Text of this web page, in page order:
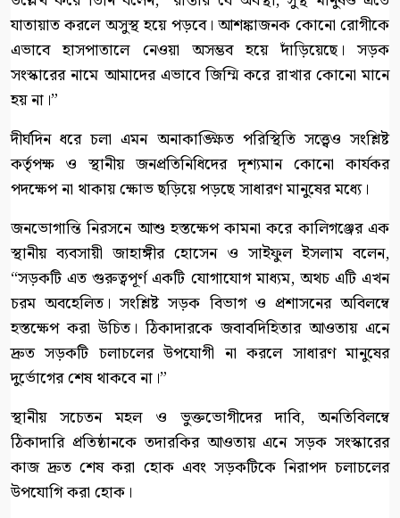
যাতায়াত করলে অসুস্থ হয়ে পড়বে। আশঙ্কাজনক কোনো রোগীকে
এভাবে হাসপাতালে নেওয়া অসম্ভব হয়ে দাঁড়িয়েছে। সড়ক
সংস্কারের নামে আমাদের এভাবে জিম্মি করে রাখার কোনো মানে
হয় না।”
​দীর্ঘদিন ধরে চলা এমন অনাকাঙ্ক্ষিত পরিস্থিতি সত্ত্বেও সংশ্লিষ্ট
কর্তৃপক্ষ ও স্থানীয় জনপ্রতিনিধিদের দৃশ্যমান কোনো কার্যকর
পদক্ষেপ না থাকায় ক্ষোভ ছড়িয়ে পড়ছে সাধারণ মানুষের মধ্যে।
​জনভোগান্তি নিরসনে আশু হস্তক্ষেপ কামনা করে কালিগঞ্জের এক
স্থানীয় ব্যবসায়ী জাহাঙ্গীর হোসেন ও সাইফুল ইসলাম বলেন,
“সড়কটি এত গুরুত্বপূর্ণ একটি যোগাযোগ মাধ্যম, অথচ এটি এখন
চরম অবহেলিত। সংশ্লিষ্ট সড়ক বিভাগ ও প্রশাসনের অবিলম্বে
হস্তক্ষেপ করা উচিত। ঠিকাদারকে জবাবদিহিতার আওতায় এনে
দ্রুত সড়কটি চলাচলের উপযোগী না করলে সাধারণ মানুষের
দুর্ভোগের শেষ থাকবে না।”
​স্থানীয় সচেতন মহল ও ভুক্তভোগীদের দাবি, অনতিবিলম্বে
ঠিকাদারি প্রতিষ্ঠানকে তদারকির আওতায় এনে সড়ক সংস্কারের
কাজ দ্রুত শেষ করা হোক এবং সড়কটিকে নিরাপদ চলাচলের
উপযোগি করা হোক।